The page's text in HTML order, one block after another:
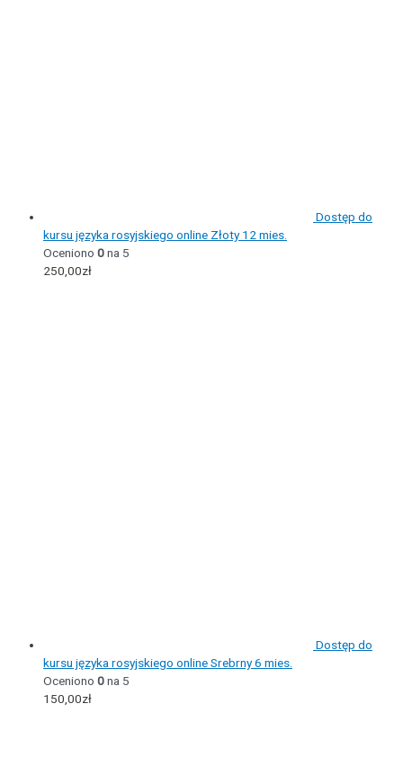
Dostęp do
kursu języka rosyjskiego online Złoty 12 mies.
Oceniono 0na 5
250,00zł
Dostęp do
kursu języka rosyjskiego online Srebrny 6 mies.
Oceniono 0na 5
150,00zł